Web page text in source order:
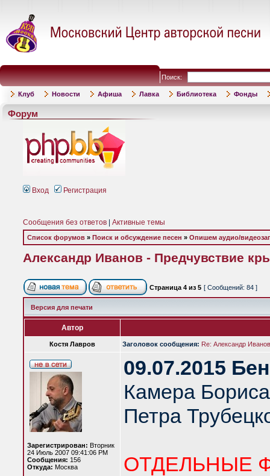
Поиск:
Клуб Новости Афиша Лавка Библиотека Фонды
Форум
Вход Регистрация
Сообщения без ответов Активные темы
Список форумов » Поиск и обсуждение песен » Опишем аудио/
Александр Иванов - Предчувствие
Страница 4 из 5 [ Сообщений: 84 ]
Версия для печати
Автор
Костя Лавров Заголовок сообщения: Re: Александр
Зарегистрирован: Вторник
24 Июль 2007 09:41:06 PM
Сообщения: 156
Откуда: Москва
09.07.2015
Камера
Петра
ОТДЕЛЬНЫЕ